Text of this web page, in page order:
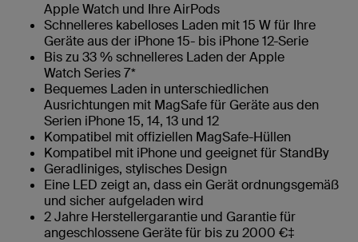
Apple Watch und Ihre AirPods
Schnelleres kabelloses Laden mit 15 W für Ihre
Geräte aus der iPhone 15- bis iPhone 12-Serie
Bis zu 33 % schnelleres Laden der Apple
Watch Series 7*
Bequemes Laden in unterschiedlichen
Ausrichtungen mit MagSafe für Geräte aus den
Serien iPhone 15, 14, 13 und 12
Kompatibel mit offiziellen MagSafe-Hüllen
Kompatibel mit iPhone und geeignet für StandBy
Geradliniges, stylisches Design
Eine LED zeigt an, dass ein Gerät ordnungsgemäß
und sicher aufgeladen wird
2 Jahre Herstellergarantie und Garantie für
angeschlossene Geräte für bis zu 2000 €‡